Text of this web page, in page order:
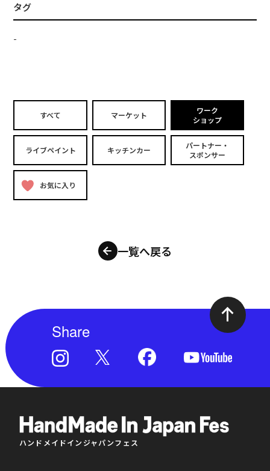
タグ
-
すべて マーケット
ワーク
ショップ
ライブペイント キッチンカー
パートナー・
スポンサー
お気に入り
一覧へ戻る
Share
ハンドメイドインジャパンフェス